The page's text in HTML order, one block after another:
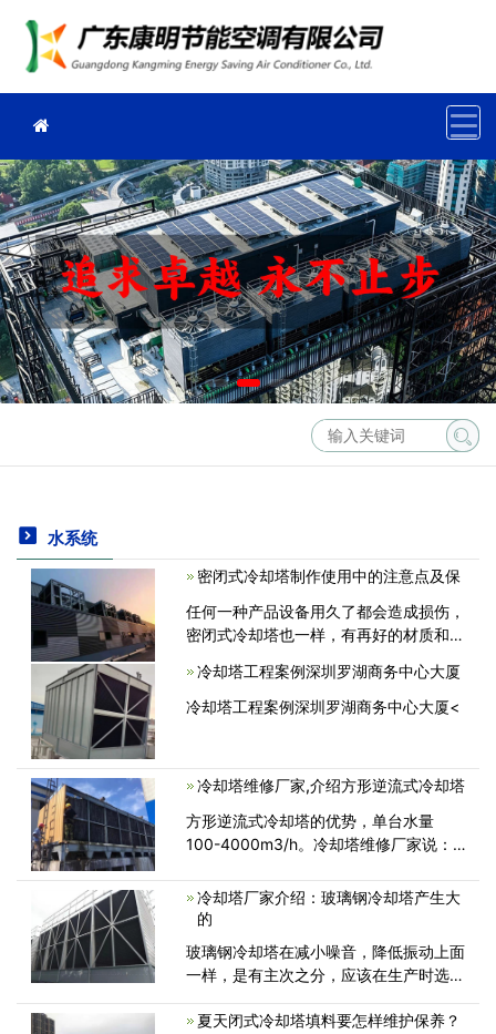
水系统
密闭式冷却塔制作使用中的注意点及保
任何一种产品设备用久了都会造成损伤，
密闭式冷却塔也一样，有再好的材质和再
多或少的出现问题。而且这绝大部分的损
伤都是有腐蚀导致的，针对此类情况下<
冷却塔工程案例深圳罗湖商务中心大厦
冷却塔工程案例深圳罗湖商务中心大厦<
冷却塔维修厂家,介绍方形逆流式冷却塔
方形逆流式冷却塔的优势，单台水量
100-4000m3/h。冷却塔维修厂家说：
好、外形美观、噪声低、施工安装周期
短、成本低等特点，防范应用于石油、化
冷却塔厂家介绍：玻璃钢冷却塔产生大
的
玻璃钢冷却塔在减小噪音，降低振动上面
一样，是有主次之分，应该在生产时选用
取必要的防治措施。隔振的方法：在塔基
夏天闭式冷却塔填料要怎样维护保养？